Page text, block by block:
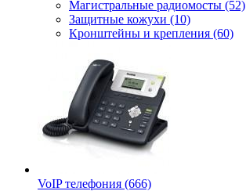
Магистральные радиомосты (52)
Защитные кожухи (10)
Кронштейны и крепления (60)
VoIP телефония (666)